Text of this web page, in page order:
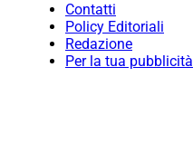
Contatti
Policy Editoriali
Redazione
Per la tua pubblicità